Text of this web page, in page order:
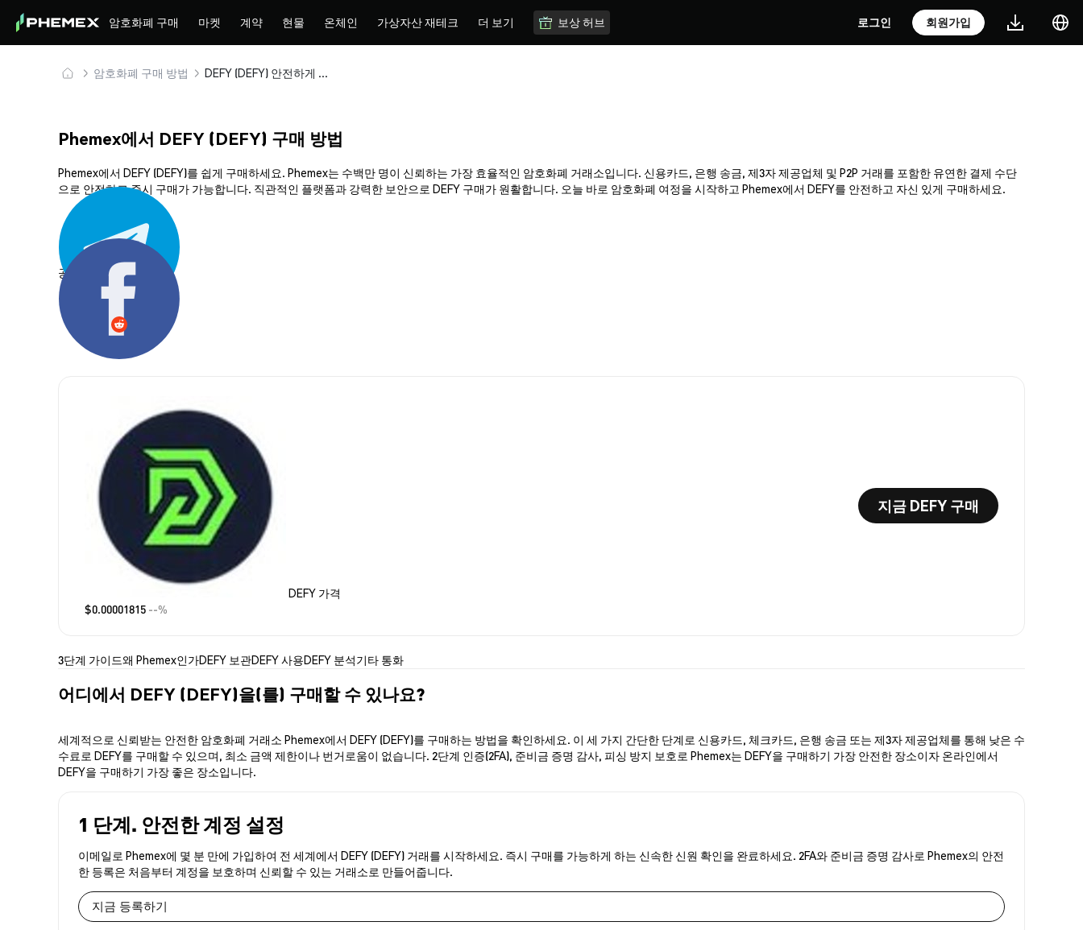
암호화폐 구매 마켓 계약 현물 온체인 가상자산 재테크 더 보기 보상 허브 로그인 회원가입
암호화폐 구매 방법 DEFY (DEFY) 안전하게 구매 및 보관
Phemex에서 DEFY (DEFY) 구매 방법
Phemex에서 DEFY (DEFY)를 쉽게 구매하세요. Phemex는 수백만 명이 신뢰하는 가장 효율적인 암호화폐 거래소입니다. 신용카드, 은행 송금, 제3자 제공업체 및 P2P 거래를 포함한 유연한 결제 수단
으로 안전하고 즉시 구매가 가능합니다. 직관적인 플랫폼과 강력한 보안으로 DEFY 구매가 원활합니다. 오늘 바로 암호화폐 여정을 시작하고 Phemex에서 DEFY를 안전하고 자신 있게 구매하세요.
공유하기:
DEFY 가격
$0.00001815 --%
지금 DEFY 구매
3단계 가이드왜 Phemex인가DEFY 보관DEFY 사용DEFY 분석기타 통화
어디에서 DEFY (DEFY)을(를) 구매할 수 있나요?
세계적으로 신뢰받는 안전한 암호화폐 거래소 Phemex에서 DEFY (DEFY)를 구매하는 방법을 확인하세요. 이 세 가지 간단한 단계로 신용카드, 체크카드, 은행 송금 또는 제3자 제공업체를 통해 낮은 수
수료로 DEFY를 구매할 수 있으며, 최소 금액 제한이나 번거로움이 없습니다. 2단계 인증(2FA), 준비금 증명 감사, 피싱 방지 보호로 Phemex는 DEFY을 구매하기 가장 안전한 장소이자 온라인에서
DEFY을 구매하기 가장 좋은 장소입니다.
1 단계. 안전한 계정 설정
이메일로 Phemex에 몇 분 만에 가입하여 전 세계에서 DEFY (DEFY) 거래를 시작하세요. 즉시 구매를 가능하게 하는 신속한 신원 확인을 완료하세요. 2FA와 준비금 증명 감사로 Phemex의 안전
한 등록은 처음부터 계정을 보호하며 신뢰할 수 있는 거래소로 만들어줍니다.
지금 등록하기